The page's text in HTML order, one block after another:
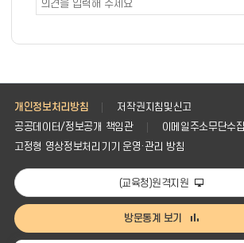
사
개인정보처리방침
저작권지침및신고
공공데이터/정보공개 책임관
이메일주소무단수
고정형 영상정보처리기기 운영·관리 방침
(교육청)원격지원
방문통계 보기